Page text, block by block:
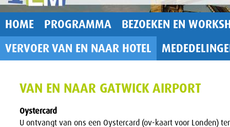
HOME PROGRAMMA
BEZOEKEN EN
VERVOER VAN EN NAAR HOTEL
VAN EN NAAR GATWICK AIRPORT
Oystercard
U ontvangt van ons een Oystercard (ov-kaart voor Londen)